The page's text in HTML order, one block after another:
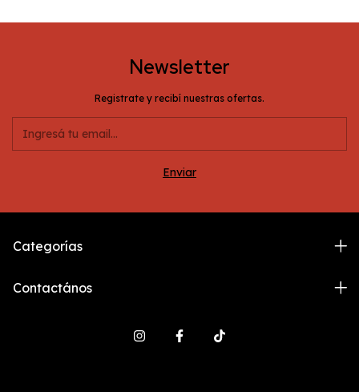
Newsletter
Registrate y recibí nuestras ofertas.
Categorías
Contactános